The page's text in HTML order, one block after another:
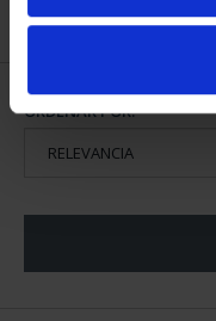
ORDENAR POR: